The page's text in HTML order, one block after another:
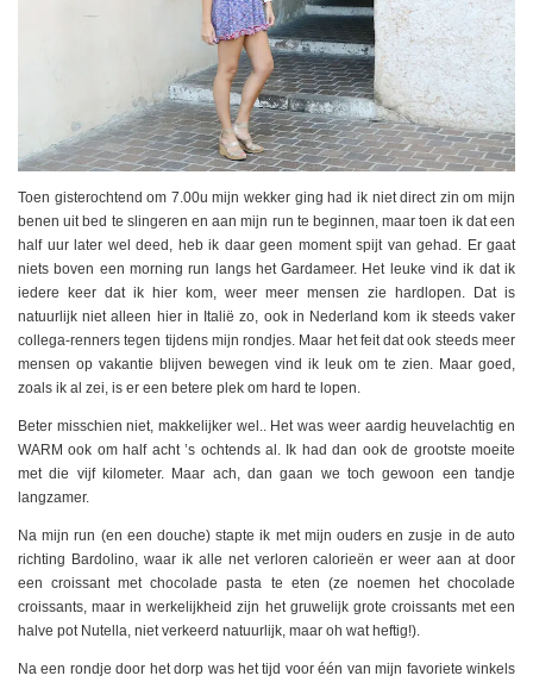
Toen gisterochtend om 7.00u mijn wekker ging had ik niet direct zin om mijn
benen uit bed te slingeren en aan mijn run te beginnen, maar toen ik dat een
half uur later wel deed, heb ik daar geen moment spijt van gehad. Er gaat
niets boven een morning run langs het Gardameer. Het leuke vind ik dat ik
iedere keer dat ik hier kom, weer meer mensen zie hardlopen. Dat is
natuurlijk niet alleen hier in Italië zo, ook in Nederland kom ik steeds vaker
collega-renners tegen tijdens mijn rondjes. Maar het feit dat ook steeds meer
mensen op vakantie blijven bewegen vind ik leuk om te zien. Maar goed,
zoals ik al zei, is er een betere plek om hard te lopen.
Beter misschien niet, makkelijker wel.. Het was weer aardig heuvelachtig en
WARM ook om half acht ’s ochtends al. Ik had dan ook de grootste moeite
met die vijf kilometer. Maar ach, dan gaan we toch gewoon een tandje
langzamer.
Na mijn run (en een douche) stapte ik met mijn ouders en zusje in de auto
richting Bardolino, waar ik alle net verloren calorieën er weer aan at door
een croissant met chocolade pasta te eten (ze noemen het chocolade
croissants, maar in werkelijkheid zijn het gruwelijk grote croissants met een
halve pot Nutella, niet verkeerd natuurlijk, maar oh wat heftig!).
Na een rondje door het dorp was het tijd voor één van mijn favoriete winkels